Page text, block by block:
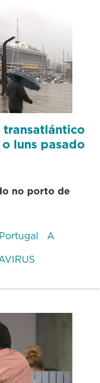
transatlántico
luns pasado
no porto de
Portugal
A